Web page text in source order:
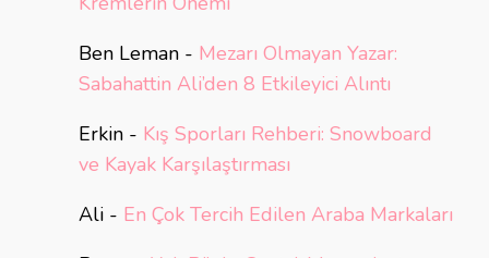
Ben Leman - Mezarı Olmayan Yazar:
Sabahattin Ali’den 8 Etkileyici Alıntı
Erkin - Kış Sporları Rehberi: Snowboard
ve Kayak Karşılaştırması
Ali - En Çok Tercih Edilen Araba Markaları